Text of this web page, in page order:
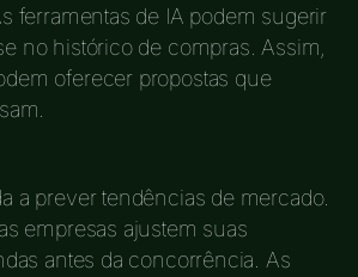
ferramentas de IA podem sugerir
no histórico de compras. Assim,
oferecer propostas que
a prever tendências de mercado.
empresas ajustem suas
antes da concorrência. As